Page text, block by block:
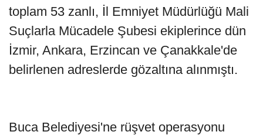
toplam 53 zanlı, İl Emniyet Müdürlüğü Mali
Suçlarla Mücadele Şubesi ekiplerince dün
İzmir, Ankara, Erzincan ve Çanakkale'de
belirlenen adreslerde gözaltına alınmıştı.
Buca Belediyesi'ne rüşvet operasyonu